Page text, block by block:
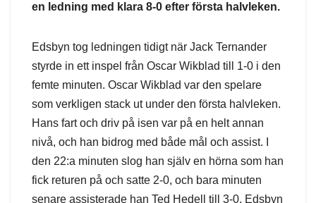
en ledning med klara 8-0 efter första halvleken.
Edsbyn tog ledningen tidigt när Jack Ternander
styrde in ett inspel från Oscar Wikblad till 1-0 i den
femte minuten. Oscar Wikblad var den spelare
som verkligen stack ut under den första halvleken.
Hans fart och driv på isen var på en helt annan
nivå, och han bidrog med både mål och assist. I
den 22:a minuten slog han själv en hörna som han
fick returen på och satte 2-0, och bara minuten
senare assisterade han Ted Hedell till 3-0. Edsbyn